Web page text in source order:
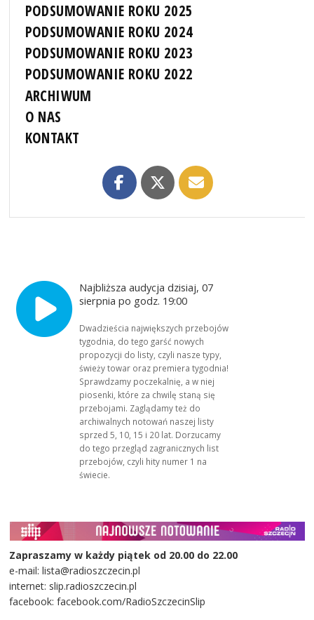
PODSUMOWANIE ROKU 2025
PODSUMOWANIE ROKU 2024
PODSUMOWANIE ROKU 2023
PODSUMOWANIE ROKU 2022
ARCHIWUM
O NAS
KONTAKT
Najbliższa audycja dzisiaj, 07
sierpnia po godz. 19:00
Dwadzieścia największych przebojów
tygodnia, do tego garść nowych
propozycji do listy, czyli nasze typy,
świeży towar oraz premiera tygodnia!
Sprawdzamy poczekalnię, a w niej
piosenki, które za chwilę staną się
przebojami. Zaglądamy też do
archiwalnych notowań naszej listy
sprzed 5, 10, 15 i 20 lat. Dorzucamy
do tego przegląd zagranicznych list
przebojów, czyli hity numer 1 na
świecie.
Zapraszamy w każdy piątek od 20.00 do 22.00
e-mail: lista@radioszczecin.pl
internet: slip.radioszczecin.pl
facebook: facebook.com/RadioSzczecinSlip